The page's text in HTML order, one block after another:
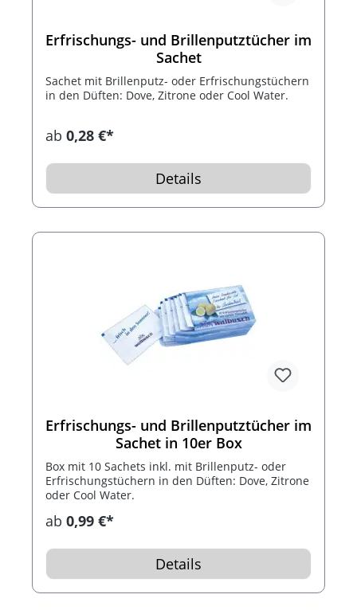
Erfrischungs- und Brillenputztücher im
Sachet
Sachet mit Brillenputz- oder Erfrischungstüchern
in den Düften: Dove, Zitrone oder Cool Water.
ab 0,28 €*
Details
Erfrischungs- und Brillenputztücher im
Sachet in 10er Box
Box mit 10 Sachets inkl. mit Brillenputz- oder
Erfrischungstüchern in den Düften: Dove, Zitrone
oder Cool Water.
ab 0,99 €*
Details